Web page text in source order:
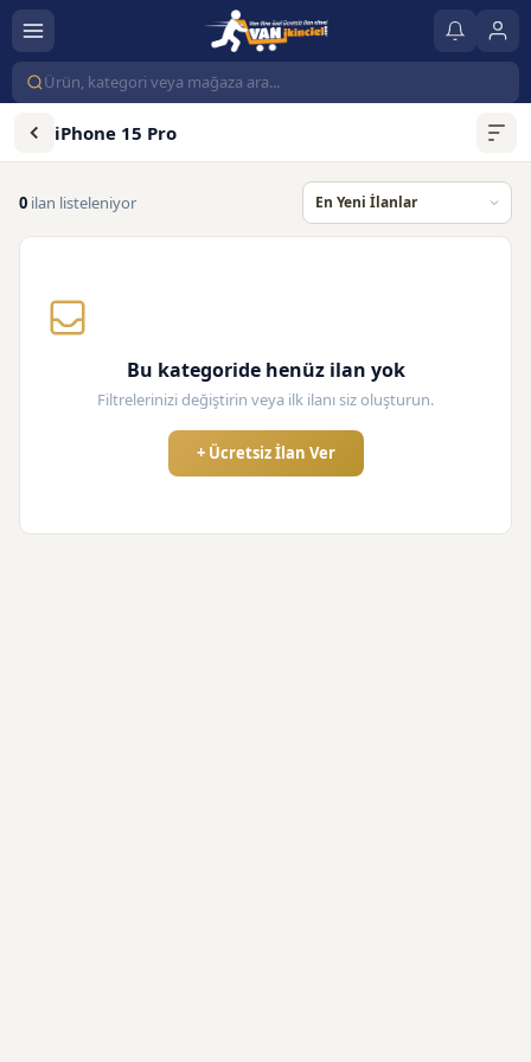
iPhone 15 Pro
0 ilan listeleniyor
Bu kategoride henüz ilan yok
Filtrelerinizi değiştirin veya ilk ilanı siz oluşturun.
+ Ücretsiz İlan Ver